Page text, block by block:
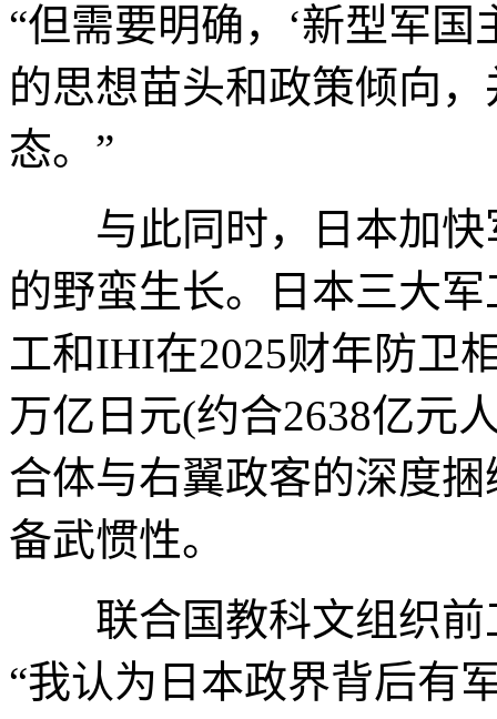
“但需要明确，‘新型军
的思想苗头和政策倾向
态。”
与此同时，日本加快
的野蛮生长。日本三大
工和IHI在2025财年防卫
万亿日元(约合2638亿元
合体与右翼政客的深度
备武惯性。
联合国教科文组织前
“我认为日本政界背后有